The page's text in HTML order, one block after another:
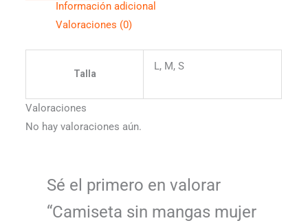
Información adicional
Valoraciones (0)
Talla
L, M, S
Valoraciones
No hay valoraciones aún.
Sé el primero en valorar
“Camiseta sin mangas mujer